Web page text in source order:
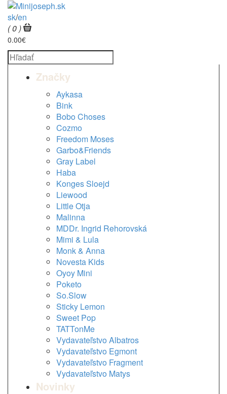
sk/en
( 0 )
0.00€
Značky
Aykasa
Bink
Bobo Choses
Cozmo
Freedom Moses
Garbo&Friends
Gray Label
Haba
Konges Sloejd
Liewood
Little Otja
Malinna
MDDr. Ingrid Rehorovská
Mimi & Lula
Monk & Anna
Novesta Kids
Oyoy Mini
Poketo
So.Slow
Sticky Lemon
Sweet Pop
TATTonMe
Vydavateľstvo Albatros
Vydavateľstvo Egmont
Vydavateľstvo Fragment
Vydavateľstvo Matys
Novinky